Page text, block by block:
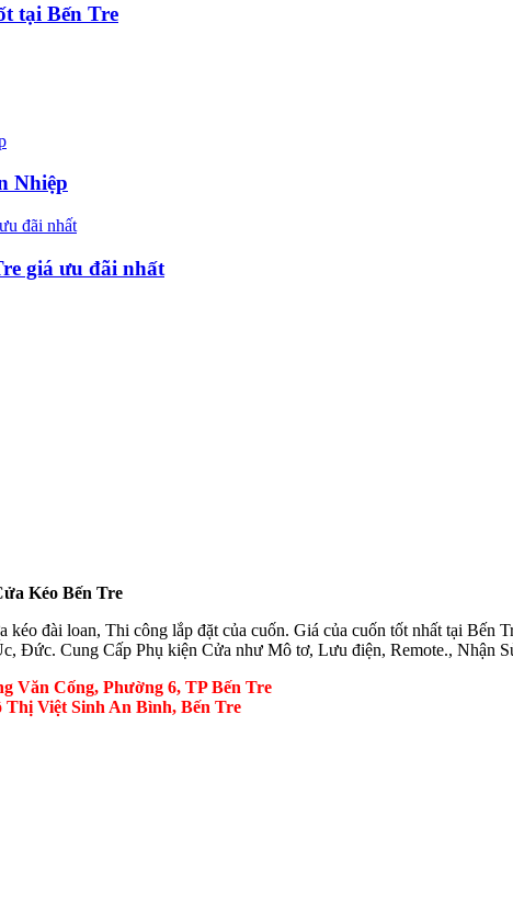
tại Bến Tre
Nhiệp
giá ưu đãi nhất
Kéo Bến Tre
kéo đài loan, Thi công lắp đặt của cuốn. Giá của cuốn tốt nhất tại Bến
Đức. Cung Cấp Phụ kiện Cửa như Mô tơ, Lưu điện, Remote., Nhận
Văn Cống, Phường 6, TP Bến Tre
Việt Sinh An Bình, Bến Tre